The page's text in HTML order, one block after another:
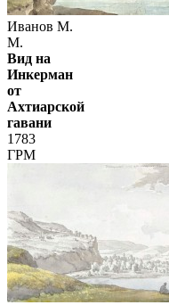
Иванов М.
М.
Вид на
Инкерман
от
Ахтиарской
гавани
1783
ГРМ